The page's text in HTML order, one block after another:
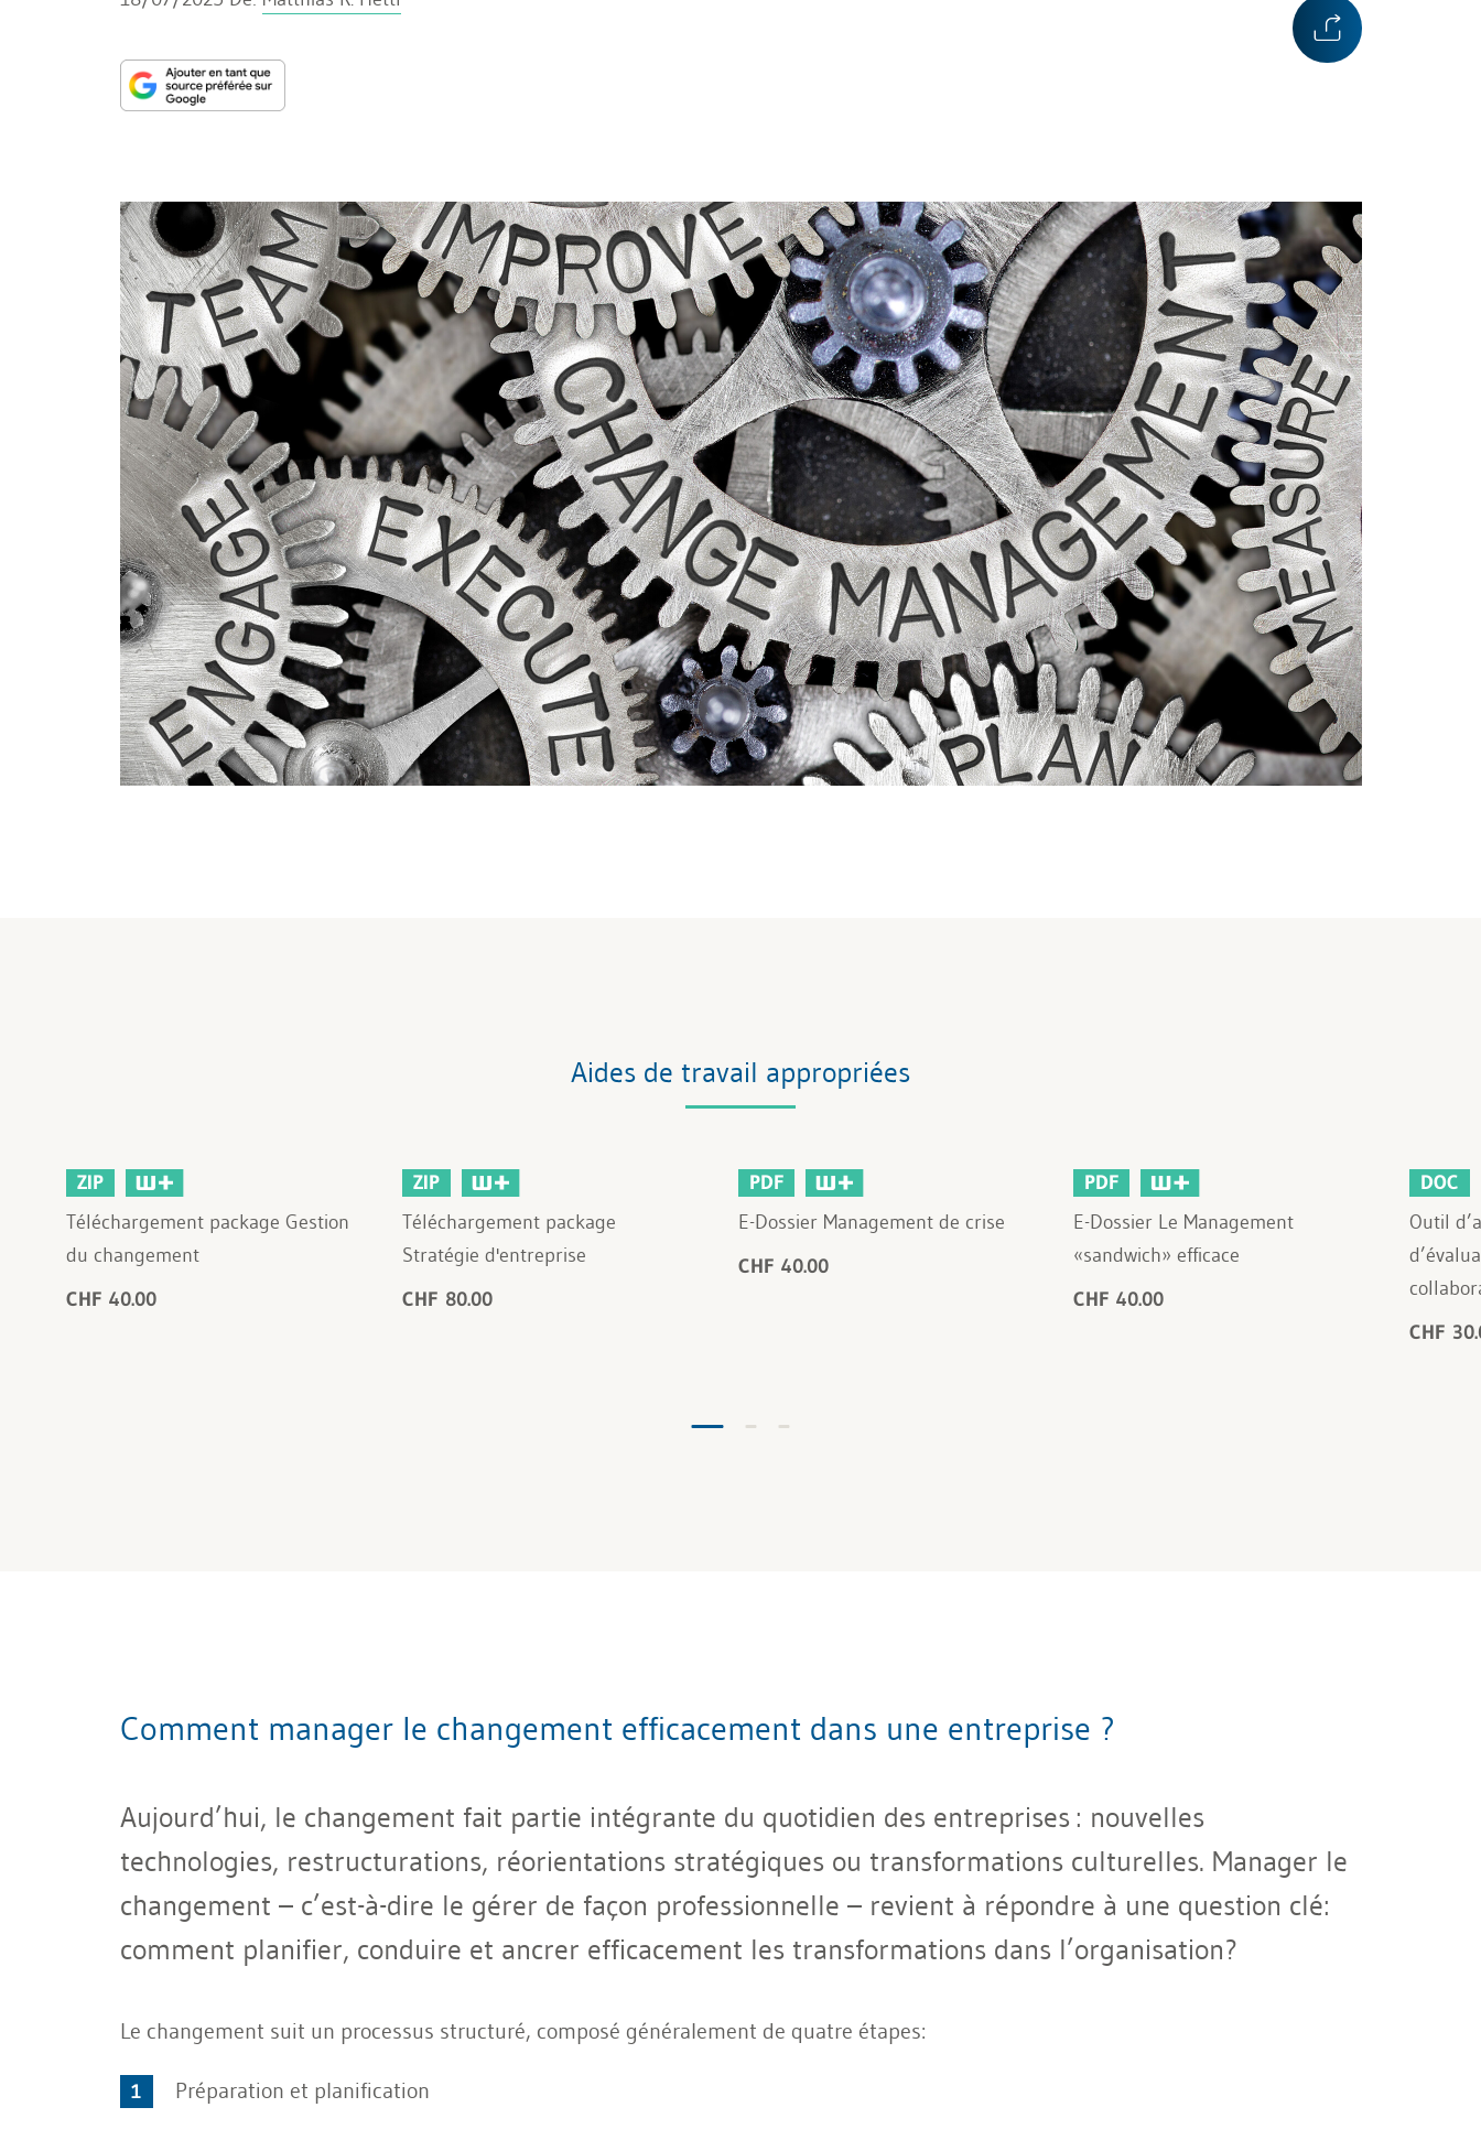
Aides de travail appropriées
ZIP
Téléchargement package Gestion
du changement
CHF 40.00
ZIP
Téléchargement package
Stratégie d'entreprise
CHF 80.00
PDF
E-Dossier Management de crise
CHF 40.00
PDF
E-Dossier Le Management
«sandwich» efficace
CHF 40.00
DOC
Outil
CHF
Comment manager le changement efficacement dans une entreprise ?
Aujourd’hui, le changement fait partie intégrante du quotidien des entreprises : nouvelles
technologies, restructurations, réorientations stratégiques ou transformations culturelles. Manager le
changement – c’est-à-dire le gérer de façon professionnelle – revient à répondre à une question clé:
comment planifier, conduire et ancrer efficacement les transformations dans l’organisation?
Le changement suit un processus structuré, composé généralement de quatre étapes:
Préparation et planification